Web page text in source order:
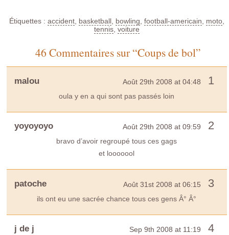
Étiquettes : accident, basketball, bowling football-americain moto,
tennis, voiture
46 Commentaires sur “Coups de bol”
malou Août 29th 2008 at 04:48 1
oula y en a qui sont pas passés loin
yoyoyoyo Août 29th 2008 at 09:59 2
bravo d’avoir regroupé tous ces gags
et looooool
patoche Août 31st 2008 at 06:15 3
ils ont eu une sacrée chance tous ces gens Â° Â°
j de j Sep 9th 2008 at 11:19 4